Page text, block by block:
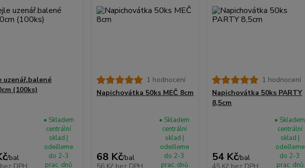
uzenář.balené
(100ks)
/bal
• Skladem
centrální
sklad |
odešleme
do 2-3
prac. dnů
1 hodnocení
Napichovátka 50ks MEČ 8cm
68 Kč/bal
• Skladem
centrální
sklad |
odešleme
do 2-3
prac. dnů
1 hodnocení
Napichovátka 50ks PARTY
8,5cm
54 Kč/bal
• Skladem
centrální
sklad |
odešleme
do 2-3
prac. dnů